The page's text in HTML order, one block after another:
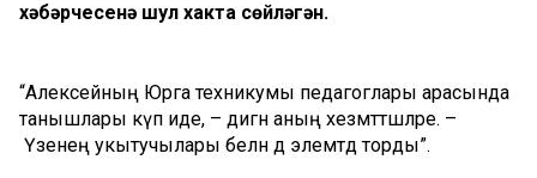
хәбәрчесенә шул хакта сөйләгән.
“Алексейның Юрга техникумы педагоглары арасында
танышлары күп иде, – дигән аның хезмәттәшләре. –
Үзенең укытучылары белән дә элемтәдә торды”.